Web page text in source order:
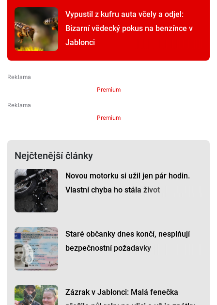
Vypustil z kufru auta včely a odjel:
Bizarní vědecký pokus na benzínce v
Jablonci
Premium
Premium
Nejčtenější články
Novou motorku si užil jen pár hodin.
Vlastní chyba ho stála život
Staré občanky dnes končí, nesplňují
bezpečnostní požadavky
Zázrak v Jablonci: Malá fenečka